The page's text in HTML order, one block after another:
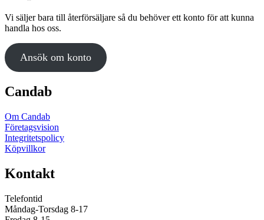
Vi säljer bara till återförsäljare så du behöver ett konto för att kunna
handla hos oss.
Ansök om konto
Candab
Om Candab
Företagsvision
Integritetspolicy
Köpvillkor
Kontakt
Telefontid
Måndag-Torsdag 8-17